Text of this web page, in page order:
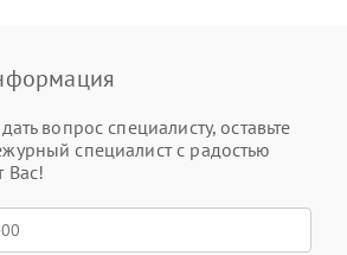
вопрос специалисту, оставьте
специалист с радостью
Вас!